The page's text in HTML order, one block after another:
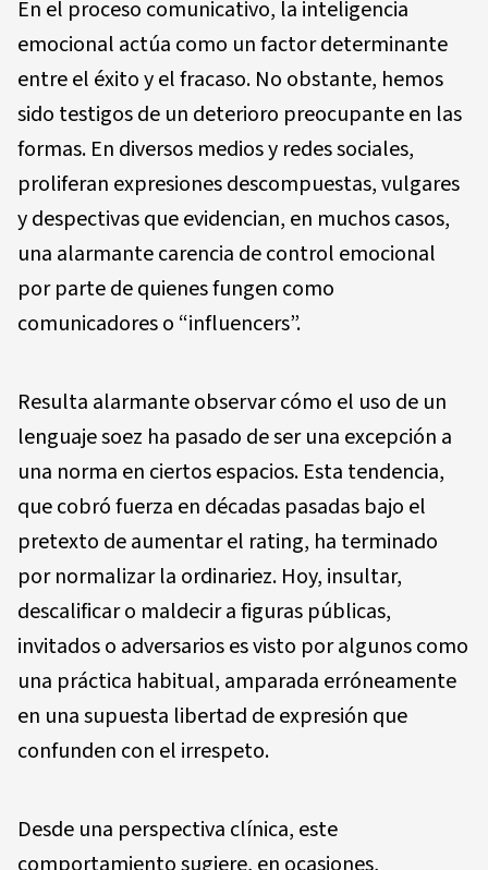
En el proceso comunicativo, la inteligencia
emocional actúa como un factor determinante
entre el éxito y el fracaso. No obstante, hemos
sido testigos de un deterioro preocupante en las
formas. En diversos medios y redes sociales,
proliferan expresiones descompuestas, vulgares
y despectivas que evidencian, en muchos casos,
una alarmante carencia de control emocional
por parte de quienes fungen como
comunicadores o “influencers”.
Resulta alarmante observar cómo el uso de un
lenguaje soez ha pasado de ser una excepción a
una norma en ciertos espacios. Esta tendencia,
que cobró fuerza en décadas pasadas bajo el
pretexto de aumentar el rating, ha terminado
por normalizar la ordinariez. Hoy, insultar,
descalificar o maldecir a figuras públicas,
invitados o adversarios es visto por algunos como
una práctica habitual, amparada erróneamente
en una supuesta libertad de expresión que
confunden con el irrespeto.
Desde una perspectiva clínica, este